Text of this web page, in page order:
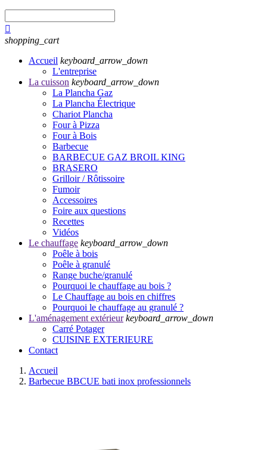

shopping_cart
Accueil keyboard_arrow_down
L'entreprise
La cuisson keyboard_arrow_down
La Plancha Gaz
La Plancha Électrique
Chariot Plancha
Four à Pizza
Four à Bois
Barbecue
BARBECUE GAZ BROIL KING
BRASERO
Grilloir / Rôtissoire
Fumoir
Accessoires
Foire aux questions
Recettes
Vidéos
Le chauffage keyboard_arrow_down
Poêle à bois
Poêle à granulé
Range buche/granulé
Pourquoi le chauffage au bois ?
Le Chauffage au bois en chiffres
Pourquoi le chauffage au granulé ?
L'aménagement extérieur keyboard_arrow_down
Carré Potager
CUISINE EXTERIEURE
Contact
Accueil
Barbecue BBCUE bati inox professionnels